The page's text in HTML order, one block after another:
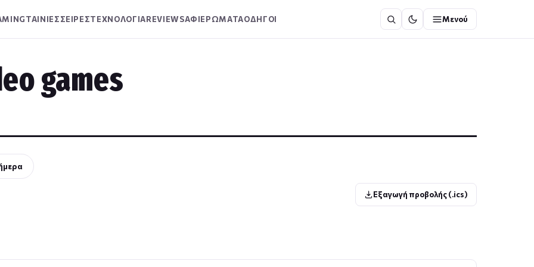
ΤΑΙΝΙΕΣΣΕΙΡΕΣΤΕΧΝΟΛΟΓΙΑREVIEWSΑΦΙΕΡΩΜΑΤΑΟΔΗΓΟΙ Μενού
games
Εξαγωγή προβολής (.ics)